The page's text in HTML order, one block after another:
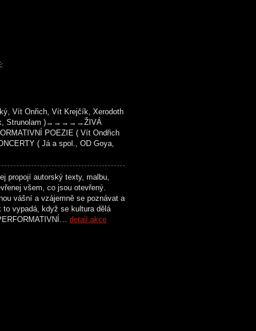
Vít Onřich, Vít Krejčík, Xerodoth
Strunolam )→→→→→ŽIVÁ
POEZIE ( Vít Ondřich
( Já a spol., OD Goya,
propojí autorský texty, malbu,
všem, co jsou otevřený.
vášní a vzájemně se poznávat a
vypadá, když se kultura dělá
detail akce